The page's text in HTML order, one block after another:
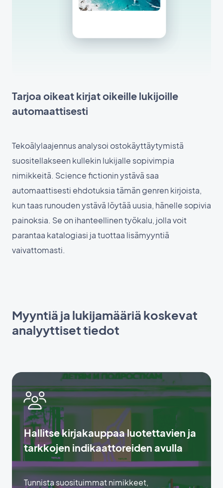
Tarjoa oikeat kirjat oikeille lukijoille
automaattisesti
Tekoälylaajennus analysoi ostokäyttäytymistä
suositellakseen kullekin lukijalle sopivimpia
nimikkeitä. Science fictionin ystävä saa
automaattisesti ehdotuksia tämän genren kirjoista,
kun taas runouden ystävä löytää uusia, hänelle sopivia
painoksia. Se on ihanteellinen työkalu, jolla voit
parantaa katalogiasi ja tuottaa lisämyyntiä
vaivattomasti.
Myyntiä ja lukijamääriä koskevat
analyyttiset tiedot
Hallitse kirjakauppaa luotettavien ja
tarkkojen indikaattoreiden avulla
Tunnista suosituimmat nimikkeet,